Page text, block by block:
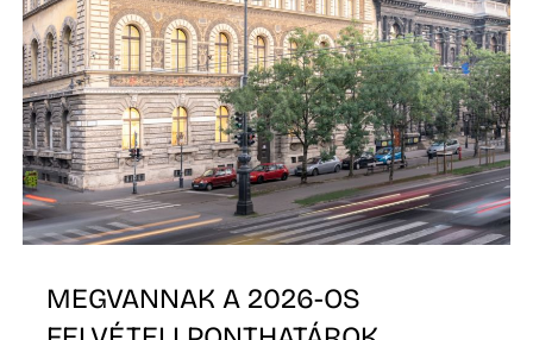
MEGVANNAK A 2026-OS